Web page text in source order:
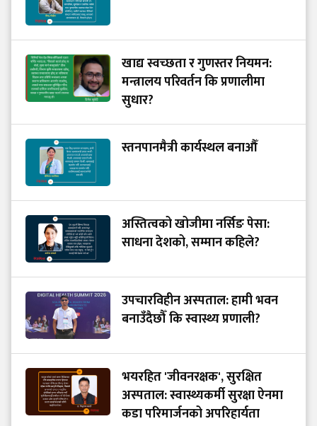
खाद्य स्वच्छता र गुणस्तर नियमन:
मन्त्रालय परिवर्तन कि प्रणालीमा
सुधार?
स्तनपानमैत्री कार्यस्थल बनाऔँ
अस्तित्वको खोजीमा नर्सिङ पेसा:
साधना देशको, सम्मान कहिले?
उपचारविहीन अस्पताल: हामी भवन
बनाउँदैछौँ कि स्वास्थ्य प्रणाली?
भयरहित 'जीवनरक्षक', सुरक्षित
अस्पताल: स्वास्थ्यकर्मी सुरक्षा ऐनमा
कडा परिमार्जनको अपरिहार्यता